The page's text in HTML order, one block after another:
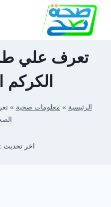
التجاوز
المحتوى
تعرف علي
الرئيسية » معلومات صحية »
اخر تحديث :